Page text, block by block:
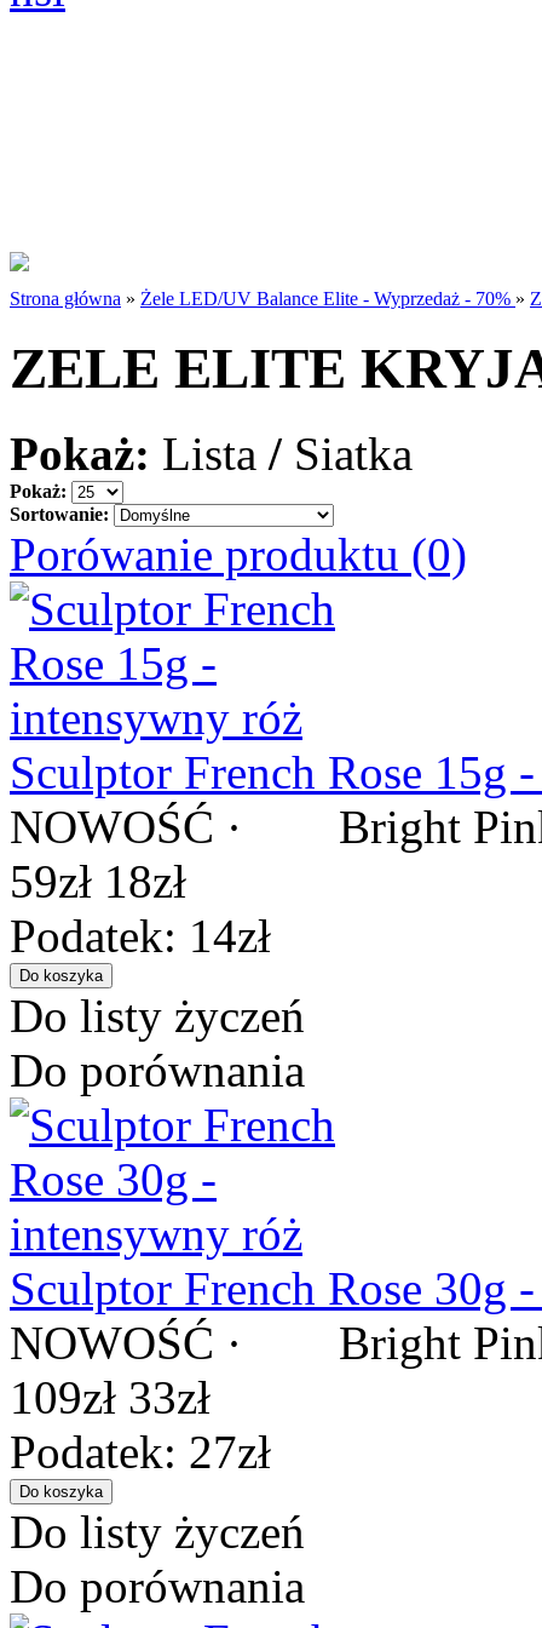
Strona główna » Żele LED/UV Balance Elite - Wyprzedaż - 70% »
ZELE ELITE
Pokaż: Lista / Siatka
Pokaż:
Sortowanie:
Porówanie produktu (0)
Sculptor French Rose 15g
NOWOŚĆ · Bright Pink
59zł 18zł
Podatek: 14zł
Do listy życzeń
Do porównania
Sculptor French Rose 30g
NOWOŚĆ · Bright Pink
109zł 33zł
Podatek: 27zł
Do listy życzeń
Do porównania